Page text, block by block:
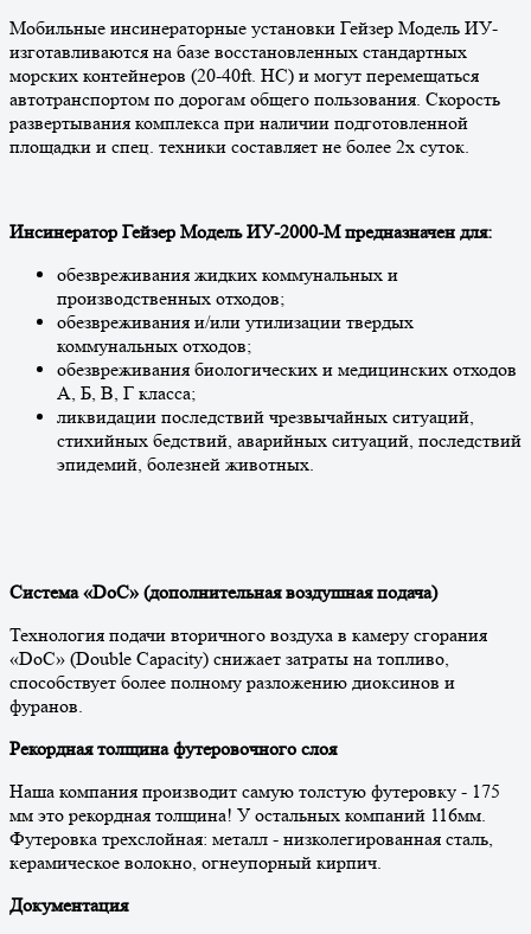
Мобильные инсинераторные установки Гейзер Модель ИУ-
изготавливаются на базе восстановленных стандартных
морских контейнеров (20-40ft. HC) и могут перемещаться
автотранспортом по дорогам общего пользования. Скорость
развертывания комплекса при наличии подготовленной
площадки и спец. техники составляет не более 2х суток.
Инсинератор Гейзер Модель ИУ-2000-М предназначен для:
обезвреживания жидких коммунальных и
производственных отходов;
обезвреживания и/или утилизации твердых
коммунальных отходов;
обезвреживания биологических и медицинских отходов
А, Б, В, Г класса;
ликвидации последствий чрезвычайных ситуаций,
стихийных бедствий, аварийных ситуаций, последствий
эпидемий, болезней животных.
Система «DoC» (дополнительная воздушная подача)
Технология подачи вторичного воздуха в камеру сгорания
«DoC» (Double Capacity) снижает затраты на топливо,
способствует более полному разложению диоксинов и
фуранов.
Рекордная толщина футеровочного слоя
Наша компания производит самую толстую футеровку - 175
мм это рекордная толщина! У остальных компаний 116мм.
Футеровка трехслойная: металл - низколегированная сталь,
керамическое волокно, огнеупорный кирпич.
Документация